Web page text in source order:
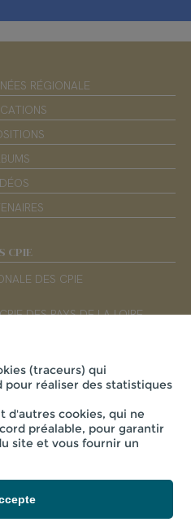
RÉGIONALE
CPIE
DES CPIE
DES PAYS DE LA LOIRE
SOCIAUX
BOCAGE - MAISON DE LA
(traceurs) qui
réaliser des statistiques
d'autres cookies, qui ne
préalable, pour garantir
site et vous fournir un